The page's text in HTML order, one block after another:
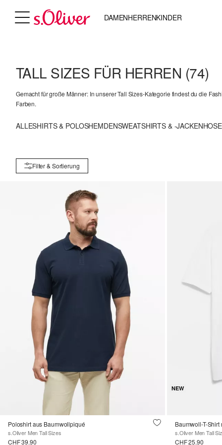
DAMENHERRENKINDER
TALL SIZES FÜR HERREN (74)
Gemacht für große Männer: In unserer Tall Sizes-Kategorie findest du die
Farben.
ALLESHIRTS & POLOSHEMDENSWEATSHIRTS & -JACKEN
Filter & Sortierung
Poloshirt aus Baumwollpiqué
s.Oliver Men Tall Sizes
CHF 39.90
NEW
Baumwoll-T-
s.Oliver Men Tall
CHF 25.90